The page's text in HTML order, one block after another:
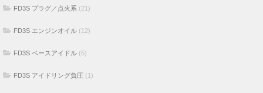
FD3S プラグ／点火系 (21)
FD3S エンジンオイル (12)
FD3S ベースアイドル (5)
FD3S アイドリング負圧 (1)